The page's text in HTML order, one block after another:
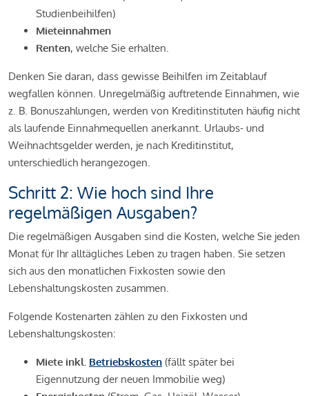
Studienbeihilfen)
Mieteinnahmen
Renten, welche Sie erhalten.
Denken Sie daran, dass gewisse Beihilfen im Zeitablauf
wegfallen können. Unregelmäßig auftretende Einnahmen, wie
z. B. Bonuszahlungen, werden von Kreditinstituten häufig nicht
als laufende Einnahmequellen anerkannt. Urlaubs- und
Weihnachtsgelder werden, je nach Kreditinstitut,
unterschiedlich herangezogen.
Schritt 2: Wie hoch sind Ihre
regelmäßigen Ausgaben?
Die regelmäßigen Ausgaben sind die Kosten, welche Sie jeden
Monat für Ihr alltägliches Leben zu tragen haben. Sie setzen
sich aus den monatlichen Fixkosten sowie den
Lebenshaltungskosten zusammen.
Folgende Kostenarten zählen zu den Fixkosten und
Lebenshaltungskosten:
Miete inkl. Betriebskosten (fällt später bei
Eigennutzung der neuen Immobilie weg)